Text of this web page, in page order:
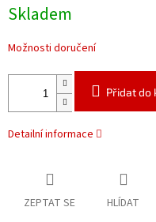
cena:
Skladem
Možnosti doručení
Přidat do
Detailní informace
ZEPTAT SE HLÍDAT